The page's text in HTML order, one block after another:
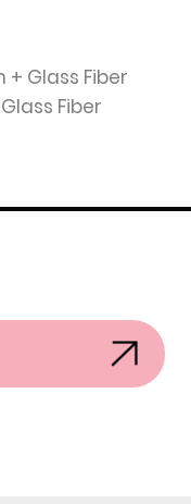
+ Glass Fiber
Fiber